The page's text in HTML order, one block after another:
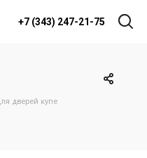
+7 (343) 247-21-75
дверей купе